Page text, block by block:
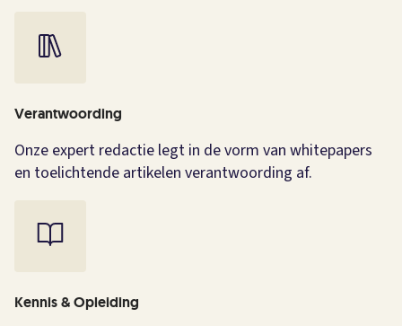
Verantwoording
Onze expert redactie legt in de vorm van whitepapers
en toelichtende artikelen verantwoording af.
Kennis & Opleiding